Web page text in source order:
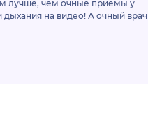
лучше, чем очные приемы у
дыхания на видео! А очный врач